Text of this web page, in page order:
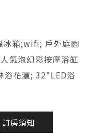
冰箱;wifi; 戶外庭園
氣泡幻彩按摩浴缸
浴花灑; 32"LED浴
訂房須知